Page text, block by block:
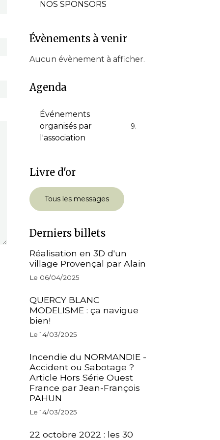
NOS SPONSORS
Évènements à venir
Aucun évènement à afficher.
Agenda
Événements
organisés par
l'association
9
Livre d'or
Tous les messages
Derniers billets
Réalisation en 3D d'un
village Provençal par Alain
Le 06/04/2025
QUERCY BLANC
MODELISME : ça navigue
bien!
Le 14/03/2025
Incendie du NORMANDIE -
Accident ou Sabotage ?
Article Hors Série Ouest
France par Jean-François
PAHUN
Le 14/03/2025
22 octobre 2022 : les 30